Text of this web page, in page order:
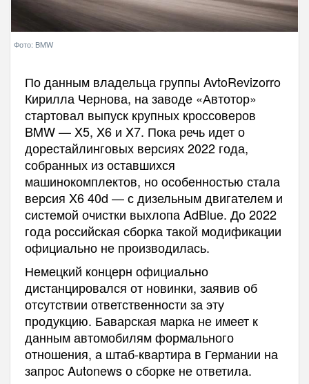
Фото: BMW
По данным владельца группы AvtoRevizorro
Кирилла Чернова, на заводе «Автотор»
стартовал выпуск крупных кроссоверов
BMW — X5, X6 и X7. Пока речь идет о
дорестайлинговых версиях 2022 года,
собранных из оставшихся
машинокомплектов, но особенностью стала
версия X6 40d — с дизельным двигателем и
системой очистки выхлопа AdBlue. До 2022
года российская сборка такой модификации
официально не производилась.
Немецкий концерн официально
дистанцировался от новинки, заявив об
отсутствии ответственности за эту
продукцию. Баварская марка не имеет к
данным автомобилям формального
отношения, а штаб‑квартира в Германии на
запрос Autonews о сборке не ответила.